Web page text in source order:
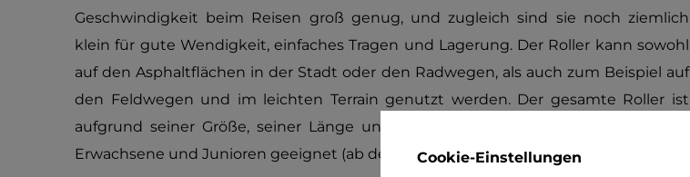
Geschwindigkeit beim Reisen groß genug, und zugleich sind sie noch ziemlich
klein für gute Wendigkeit, einfaches Tragen und Lagerung. Der Roller kann sowohl
auf den Asphaltflächen in der Stadt oder den Radwegen, als auch zum Beispiel auf
den Feldwegen und im leichten Terrain genutzt werden. Der gesamte Roller ist
aufgrund seiner Größe, seiner Länge und seines höhenverstellbaren Lenkers für
Erwachsene und Junioren geeignet (ab der Körperhöhe von ca. 145 cm).
Cookie-Einstellungen